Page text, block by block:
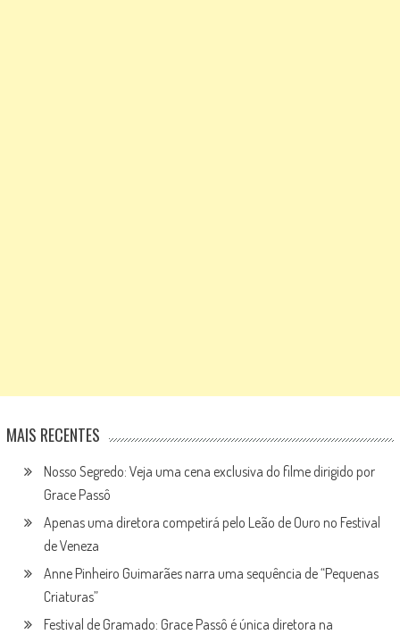
MAIS RECENTES
Nosso Segredo: Veja uma cena exclusiva do filme dirigido por
Grace Passô
Apenas uma diretora competirá pelo Leão de Ouro no Festival
de Veneza
Anne Pinheiro Guimarães narra uma sequência de “Pequenas
Criaturas”
Festival de Gramado: Grace Passô é única diretora na